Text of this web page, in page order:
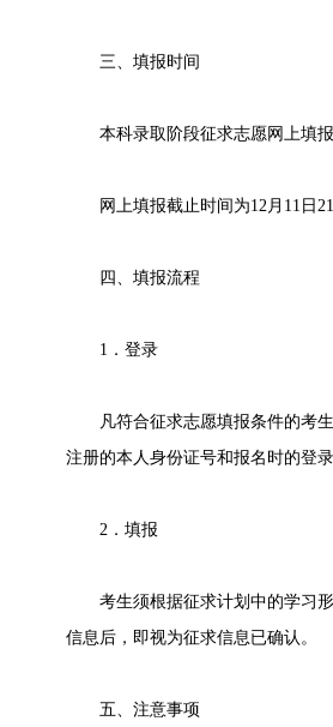
三、填报时间
本科录取阶段征求志愿网上填报
网上填报截止时间为12月11日
四、填报流程
1．登录
凡符合征求志愿填报条件的考生
注册的本人身份证号和报名时的登
2．填报
考生须根据征求计划中的学习形
信息后，即视为征求信息已确认。
五、注意事项